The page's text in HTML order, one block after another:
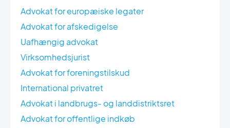
Advokat for europæiske legater
Advokat for afskedigelse
Uafhængig advokat
Virksomhedsjurist
Advokat for foreningstilskud
International privatret
Advokat i landbrugs- og landdistriktsret
Advokat for offentlige indkøb